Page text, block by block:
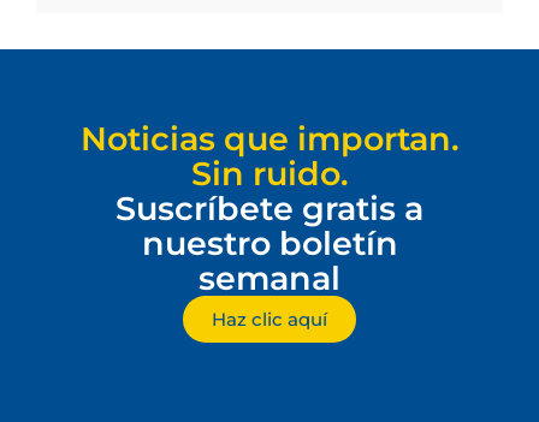
Noticias que importan.
Sin ruido.
Suscríbete gratis a
nuestro boletín
semanal
Haz clic aquí